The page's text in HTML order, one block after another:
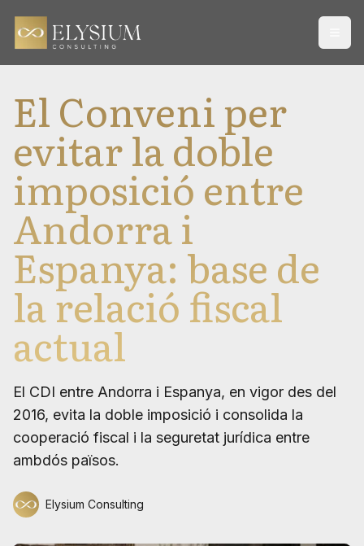
El Conveni per
evitar la doble
imposició entre
Andorra i
Espanya: base de
la relació fiscal
actual
El CDI entre Andorra i Espanya, en vigor des del
2016, evita la doble imposició i consolida la
cooperació fiscal i la seguretat jurídica entre
ambdós països.
Elysium Consulting